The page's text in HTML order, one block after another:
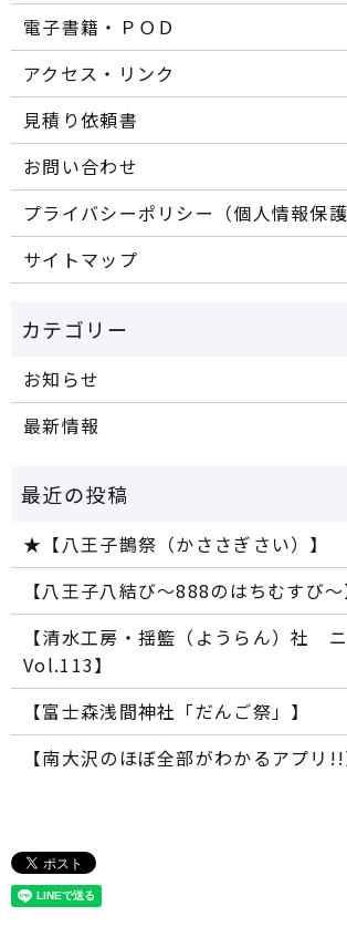
電子書籍・ＰＯＤ
アクセス・リンク
見積り依頼書
お問い合わせ
プライバシーポリシー（個人情報保護
サイトマップ
お知らせ
最新情報
★【八王子鵲祭（かささぎさい）】
【八王子八結び～888のはちむすび～
【清水工房・揺籃（ようらん）社
Vol.113】
【富士森浅間神社「だんご祭」】
【南大沢のほぼ全部がわかるアプリ!!